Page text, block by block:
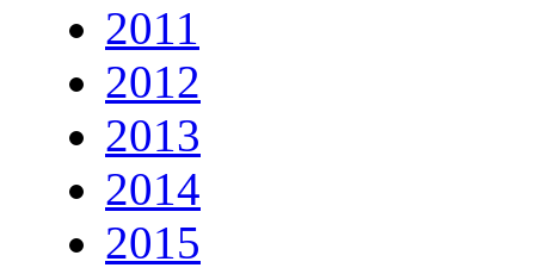
2011
2012
2013
2014
2015